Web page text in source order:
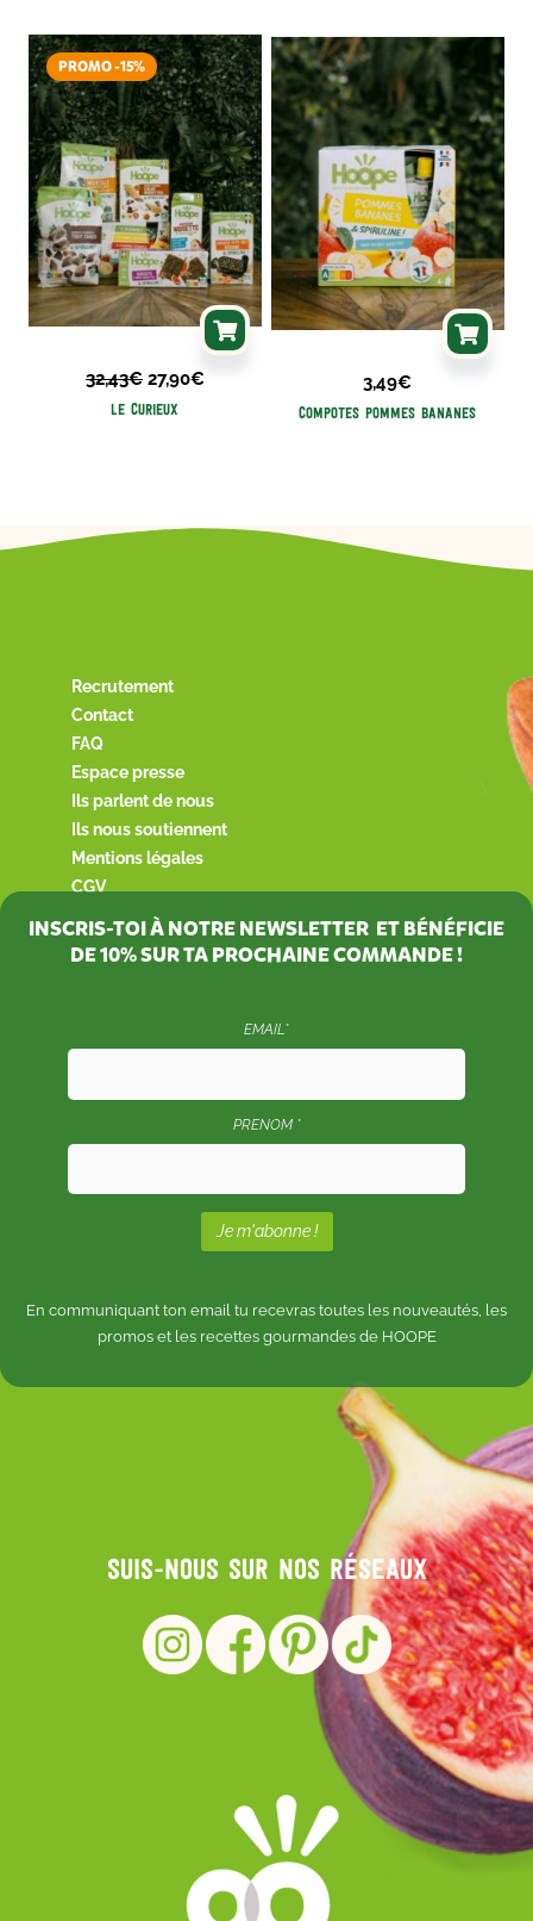
PROMO -15%
32,43€
Le
prix
initial
était :
32,43€.
27,90€
Le
prix
actuel
est :
27,90€.
Le curieux
3,49€
Compotes Pommes Bananes
Recrutement
Contact
FAQ
Espace presse
Ils parlent de nous
Ils nous soutiennent
Mentions légales
CGV
INSCRIS-TOI À NOTRE NEWSLETTER ET BÉNÉFICIE
DE10%SUR TA PROCHAINE COMMANDE !
EMAIL*
PRENOM *
En communiquant ton email tu recevras toutes les nouveautés, les
promos et les recettes gourmandes de HOOPE
Suis-nous sur nos réseaux